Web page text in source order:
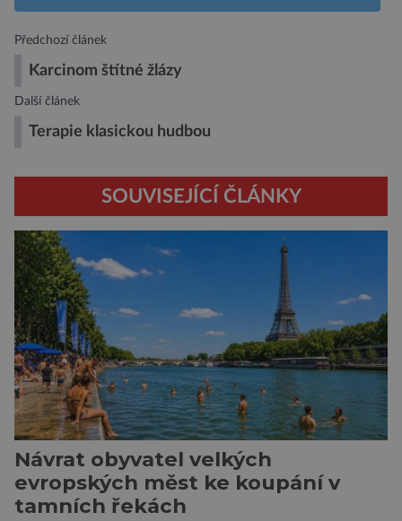
Předchozí článek
Karcinom štítné žlázy
Další článek
Terapie klasickou hudbou
SOUVISEJÍCÍ ČLÁNKY
Návrat obyvatel velkých
evropských měst ke koupání v
tamních řekách